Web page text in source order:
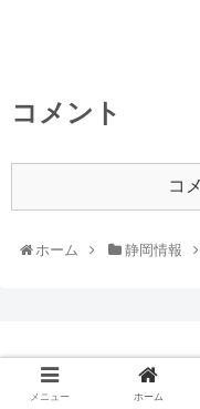
コメント
コ
ホーム 静岡情報
メニュー ホーム